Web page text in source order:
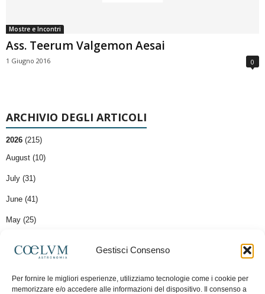
Gestisci Consenso
Per fornire le migliori esperienze, utilizziamo tecnologie come i cookie per
memorizzare e/o accedere alle informazioni del dispositivo. Il consenso a
Mostre e Incontri
Ass. Teerum Valgemon Aesai
1 Giugno 2016 0
ARCHIVIO DEGLI ARTICOLI
2026 (215)
August (10)
July (31)
June (41)
May (25)
March (25)
February (28)